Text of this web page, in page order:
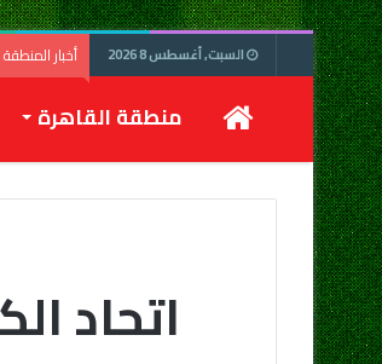
السبت, أغسطس 8 2026 أخبار المنطقة
الرئيسيةمنطقة القاهرة
اتحاد